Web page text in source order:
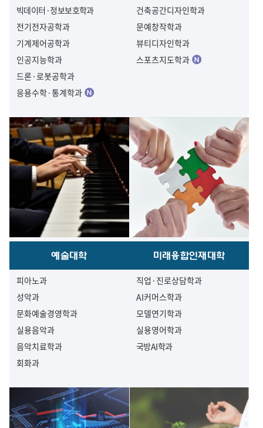
빅데이터·정보보호학과
전기전자공학과
기계제어공학과
인공지능학과
드론·로봇공학과
응용수학·통계학과
건축공간디자인학과
문예창작학과
뷰티디자인학과
스포츠지도학과
예술대학
피아노과
성악과
문화예술경영학과
실용음악과
음악치료학과
회화과
미래융합인재대학
직업·진로상담학과
AI커머스학과
모델연기학과
실용영어학과
국방AI학과